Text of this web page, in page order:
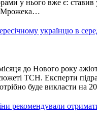
у нього вже є: ставив
Мрожека…
українцю в
до Нового року
ТСН. Експерти
буде викласти на
рекомендували